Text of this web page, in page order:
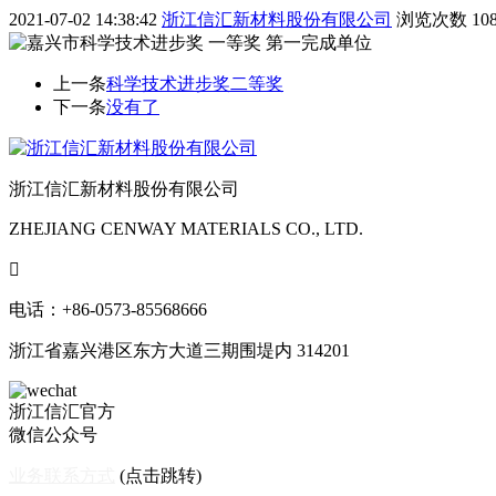
2021-07-02 14:38:42 浙江信汇新材料股份有限公司 浏览次数
上一条科学技术进步奖二等奖
下一条没有了
浙江信汇新材料股份有限公司
ZHEJIANG CENWAY MATERIALS CO., LTD.

电话：+86-0573-85568666
浙江省嘉兴港区东方大道三期围堤内 314201
浙江信汇官方
微信公众号
(点击跳转)